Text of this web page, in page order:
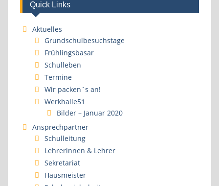
Quick Links
Aktuelles
Grundschulbesuchstage
Frühlingsbasar
Schulleben
Termine
Wir packen´s an!
Werkhalle51
Bilder – Januar 2020
Ansprechpartner
Schulleitung
Lehrerinnen & Lehrer
Sekretariat
Hausmeister